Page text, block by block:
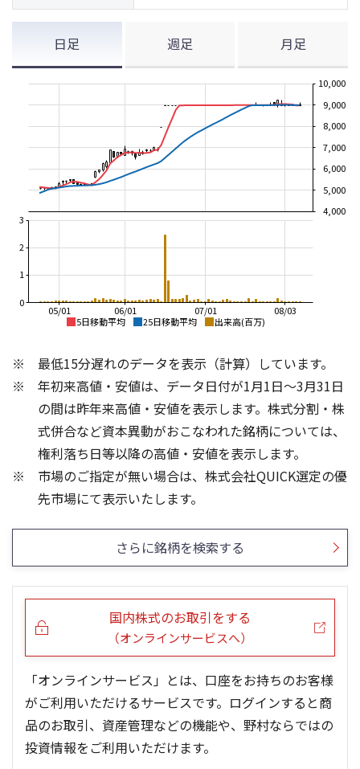
日足 週足 月足
5日移動平均 25日移動平均 出来高(百万)
08/03
07/01
06/01
05/01
4,000
5,000
6,000
7,000
8,000
9,000
10,000
0
1
2
3
13週移動平均 26週移動平均 出来高(千)
2,000
5,000
6,000
7,000
8,000
9,000
0
400
800
5ヶ月移動平均 25ヶ月移動平均 出来高(千)
0
4,000
6,000
8,000
0
300
最低15分遅れのデータを表示（計算）しています。
年初来高値・安値は、データ日付が1月1日～3月31日
の間は昨年来高値・安値を表示します。株式分割・株
式併合など資本異動がおこなわれた銘柄については、
権利落ち日等以降の高値・安値を表示します。
市場のご指定が無い場合は、株式会社QUICK選定の優
先市場にて表示いたします。
さらに銘柄を検索する
国内株式のお取引をする
（オンラインサービスへ）
「オンラインサービス」とは、口座をお持ちのお客様
がご利用いただけるサービスです。ログインすると商
品のお取引、資産管理などの機能や、野村ならではの
投資情報をご利用いただけます。